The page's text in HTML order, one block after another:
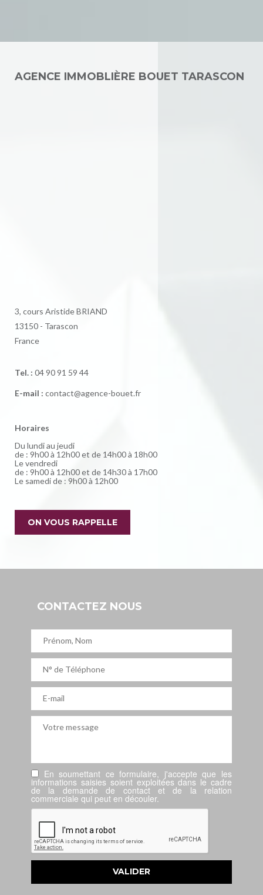
AGENCE IMMOBLIÈRE BOUET TARASCON
3, cours Aristide BRIAND
13150 - Tarascon
France
Tel. : 04 90 91 59 44
E-mail : contact@agence-bouet.fr
Horaires
Du lundi au jeudi
de : 9h00 à 12h00 et de 14h00 à 18h00
Le vendredi
de : 9h00 à 12h00 et de 14h30 à 17h00
Le samedi de : 9h00 à 12h00
ON VOUS RAPPELLE
CONTACTEZ NOUS
En soumettant ce formulaire, j'accepte que les
informations saisies soient exploitées dans le cadre
de la demande de contact et de la relation
commerciale qui peut en découler.